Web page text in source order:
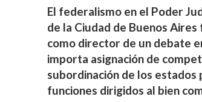
El federalismo en el Poder
de la Ciudad de Buenos
como director de un debate
importa asignación de
subordinación de los
funciones dirigidos al bien